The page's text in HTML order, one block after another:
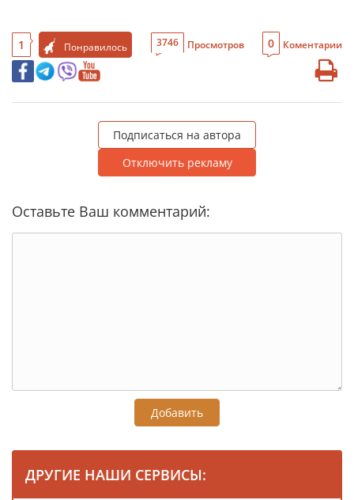
1 Понравилось 3746 Просмотров 0 Коментарии
Подписаться на автора
Отключить рекламу
Оставьте Ваш комментарий:
Добавить
ДРУГИЕ НАШИ СЕРВИСЫ: